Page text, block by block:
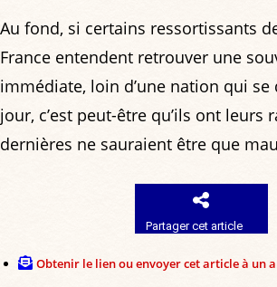
Au fond, si certains ressortissants
France entendent retrouver une
immédiate, loin d’une nation qui
jour, c’est peut-être qu’ils ont leurs
dernières ne sauraient être que
Partager cet article
Obtenir le lien ou envoyer cet article à un